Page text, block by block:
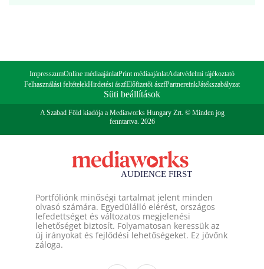
ImpresszumOnline médiaajánlatPrint médiaajánlatAdatvédelmi tájékoztató
Felhasználási feltételekHirdetési ászfElőfizetői ászfPartnereinkJátékszabályzat
Süti beállítások
A Szabad Föld kiadója a Mediaworks Hungary Zrt. © Minden jog
fenntartva. 2026
Portfóliónk minőségi tartalmat jelent minden
olvasó számára. Egyedülálló elérést, országos
lefedettséget és változatos megjelenési
lehetőséget biztosít. Folyamatosan keressük az
új irányokat és fejlődési lehetőségeket. Ez jövőnk
záloga.